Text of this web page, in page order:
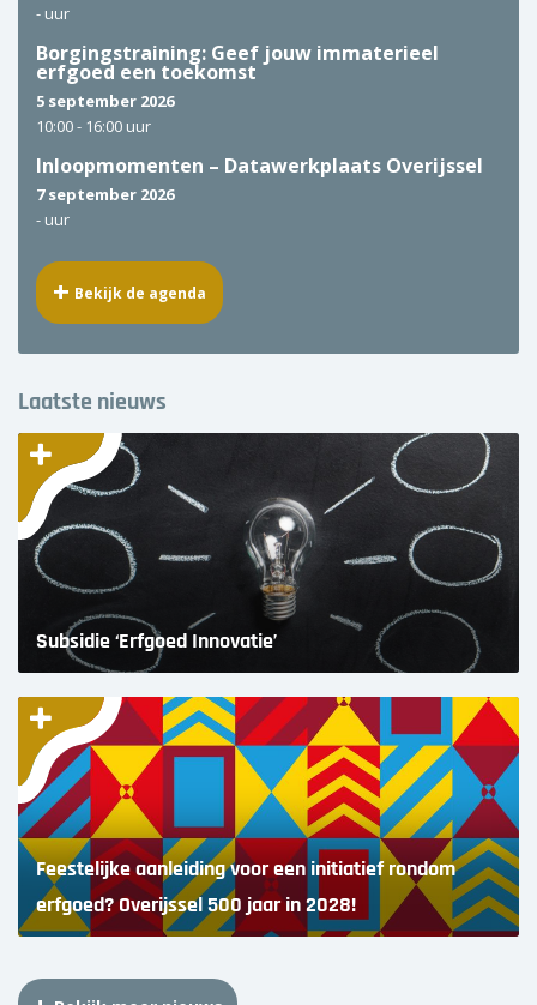
- uur
Borgingstraining: Geef jouw immaterieel
erfgoed een toekomst
5 september 2026
10:00 - 16:00 uur
Inloopmomenten – Datawerkplaats Overijssel
7 september 2026
- uur
Bekijk de agenda
Laatste nieuws
Subsidie ‘Erfgoed Innovatie’
Feestelijke aanleiding voor een initiatief rondom
erfgoed? Overijssel 500 jaar in 2028!